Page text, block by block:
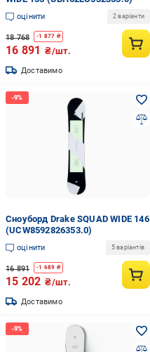
оцінити 2 варіанти
18 768 -1 877 ₴
16 891 ₴/шт.
Доставимо
Сноуборд Drake SQUAD WIDE 146
(UCW8592826353.0)
оцінити 5 варіантів
16 891 -1 689 ₴
15 202 ₴/шт.
Доставимо